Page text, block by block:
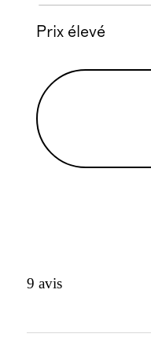
Prix élevé
9 avis